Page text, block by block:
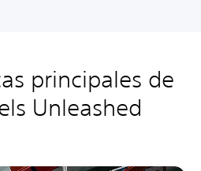
principales de
Unleashed